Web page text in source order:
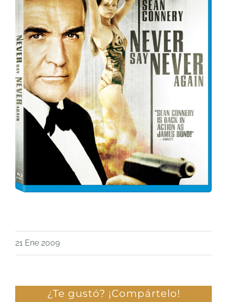
21 Ene 2009
¿Te gustó? ¡Compártelo!